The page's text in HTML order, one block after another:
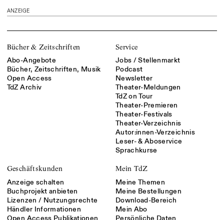
ANZEIGE
Bücher & Zeitschriften
Abo-Angebote
Bücher, Zeitschriften, Musik
Open Access
TdZ Archiv
Service
Jobs / Stellenmarkt
Podcast
Newsletter
Theater-Meldungen
TdZ on Tour
Theater-Premieren
Theater-Festivals
Theater-Verzeichnis
Autor:innen-Verzeichnis
Leser- & Aboservice
Sprachkurse
Geschäftskunden
Anzeige schalten
Buchprojekt anbieten
Lizenzen / Nutzungsrechte
Händler Informationen
Open Access Publikationen
Mein TdZ
Meine Themen
Meine Bestellungen
Download-Bereich
Mein Abo
Persönliche Daten